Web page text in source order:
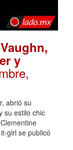
y
abrió su
su estilo chic
girl se publicó